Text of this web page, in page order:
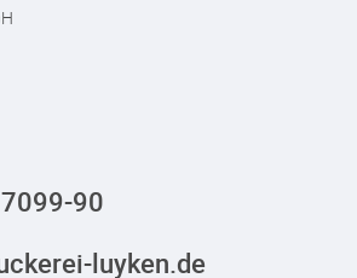
90
luyken.de